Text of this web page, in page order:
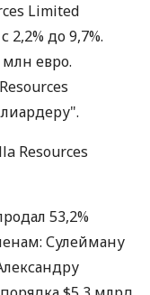
Limited
2,2% до 9,7%.
евро.
Resources
53,2%
Сулейману